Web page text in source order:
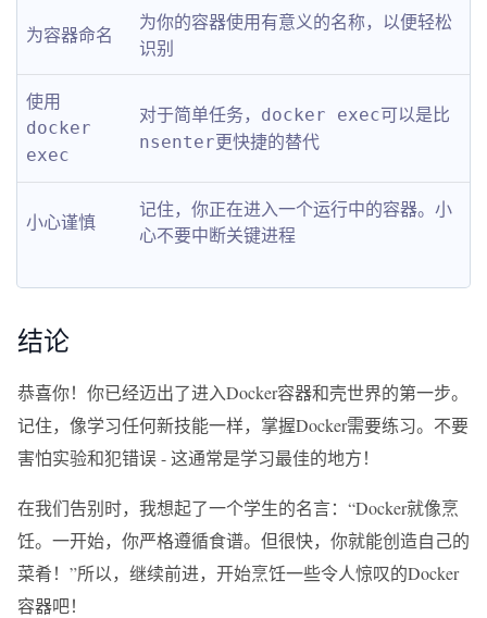
为容器命名
为你的容器使用有意义的名称，以便轻松
识别
使用
docker
exec
对于简单任务， docker exec可以是比
nsenter更快捷的替代
小心谨慎
记住，你正在进入一个运行中的容器。小
心不要中断关键进程
结论
恭喜你！你已经迈出了进入Docker容器和壳世界的第一步。
记住，像学习任何新技能一样，掌握Docker需要练习。不要
害怕实验和犯错误 - 这通常是学习最佳的地方！
在我们告别时，我想起了一个学生的名言：“Docker就像烹
饪。一开始，你严格遵循食谱。但很快，你就能创造自己的
菜肴！”所以，继续前进，开始烹饪一些令人惊叹的Docker
容器吧！